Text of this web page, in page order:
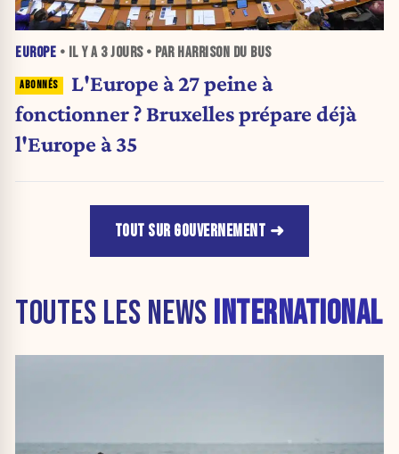
EUROPE • IL Y A 3 JOURS• PAR HARRISON DU BUS
L'Europe à 27 peine à
fonctionner ? Bruxelles prépare déjà
l'Europe à 35
TOUT SUR GOUVERNEMENT
TOUTES LES NEWS INTERNATIONAL